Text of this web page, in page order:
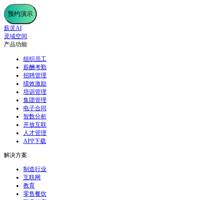
预约演示
薪灵AI
灵域空间
产品功能
组织员工
薪酬考勤
招聘管理
绩效激励
培训管理
集团管理
电子合同
智数分析
开放互联
人才管理
APP下载
解决方案
制造行业
互联网
教育
零售餐饮